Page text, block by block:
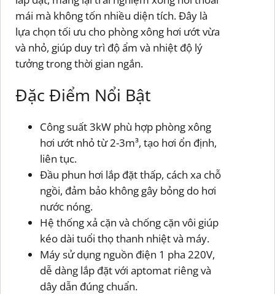
mái mà không tốn nhiều diện tích. Đây là
lựa chọn tối ưu cho phòng xông hơi ướt vừa
và nhỏ, giúp duy trì độ ẩm và nhiệt độ lý
tưởng trong thời gian ngắn.
Đặc Điểm Nổi Bật
Công suất 3kW phù hợp phòng xông
hơi ướt nhỏ từ 2-3m³, tạo hơi ổn định,
liên tục.
Đầu phun hơi lắp đặt thấp, cách xa chỗ
ngồi, đảm bảo không gây bỏng do hơi
nước nóng.
Hệ thống xả cặn và chống cặn vôi giúp
kéo dài tuổi thọ thanh nhiệt và máy.
Máy sử dụng nguồn điện 1 pha 220V,
dễ dàng lắp đặt với aptomat riêng và
dây dẫn đúng chuẩn.